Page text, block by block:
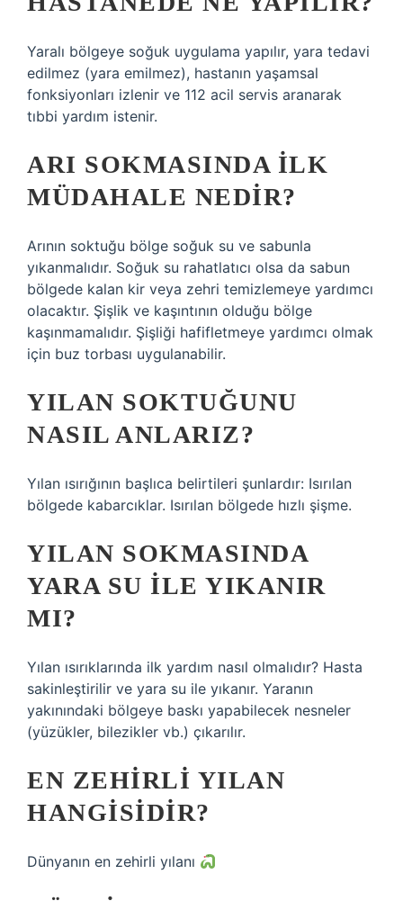
Yaralı bölgeye soğuk uygulama yapılır, yara tedavi
edilmez (yara emilmez), hastanın yaşamsal
fonksiyonları izlenir ve 112 acil servis aranarak
tıbbi yardım istenir.
ARI SOKMASINDA ILK
MÜDAHALE NEDIR?
Arının soktuğu bölge soğuk su ve sabunla
yıkanmalıdır. Soğuk su rahatlatıcı olsa da sabun
bölgede kalan kir veya zehri temizlemeye yardımcı
olacaktır. Şişlik ve kaşıntının olduğu bölge
kaşınmamalıdır. Şişliği hafifletmeye yardımcı olmak
için buz torbası uygulanabilir.
YILAN SOKTUĞUNU
NASIL ANLARIZ?
Yılan ısırığının başlıca belirtileri şunlardır: Isırılan
bölgede kabarcıklar. Isırılan bölgede hızlı şişme.
YILAN SOKMASINDA
YARA SU ILE YIKANIR
MI?
Yılan ısırıklarında ilk yardım nasıl olmalıdır? Hasta
sakinleştirilir ve yara su ile yıkanır. Yaranın
yakınındaki bölgeye baskı yapabilecek nesneler
(yüzükler, bilezikler vb.) çıkarılır.
EN ZEHIRLI YILAN
HANGISIDIR?
Dünyanın en zehirli yılanı